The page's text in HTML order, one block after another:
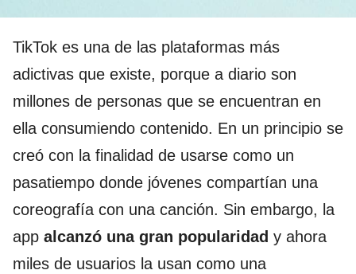
TikTok es una de las plataformas más
adictivas que existe, porque a diario son
millones de personas que se encuentran en
ella consumiendo contenido. En un principio se
creó con la finalidad de usarse como un
pasatiempo donde jóvenes compartían una
coreografía con una canción. Sin embargo, la
app alcanzó una gran popularidad y ahora
miles de usuarios la usan como una